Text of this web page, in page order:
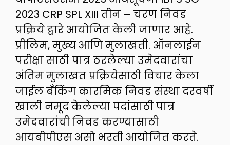
2023 CRP SPL XIII तीन – चरण निवड
प्रक्रिये द्वारे आयोजित केली जाणार आहे.
प्रीलिम, मुख्य आणि मुलाखती. ऑनलाईन
परीक्षा साठी पात्र ठरलेल्या उमेदवारांचा
अंतिम मुलाखत प्रक्रियेसाठी विचार केला
जाईल बँकिंग कारमिक निवड संस्था दरवर्षी
खाली नमूद केलेल्या पदांसाठी पात्र
उमेदवारांची निवड करण्यासाठी
आयबीपीएस असो भरती आयोजित करते.